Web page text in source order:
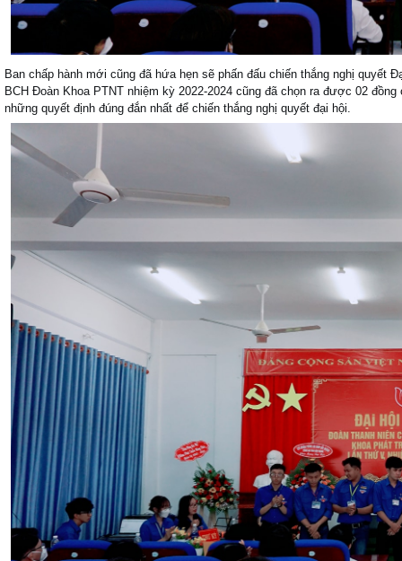
Ban chấp hành mới cũng đã hứa hẹn sẽ phấn đấu chiến thắng nghị quyết
BCH Đoàn Khoa PTNT nhiệm kỳ 2022-2024 cũng đã chọn ra được 02
những quyết định đúng đắn nhất để chiến thắng nghị quyết đại hội.